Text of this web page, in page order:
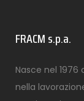
FRACM s.p.a.
Nasce nel
nella